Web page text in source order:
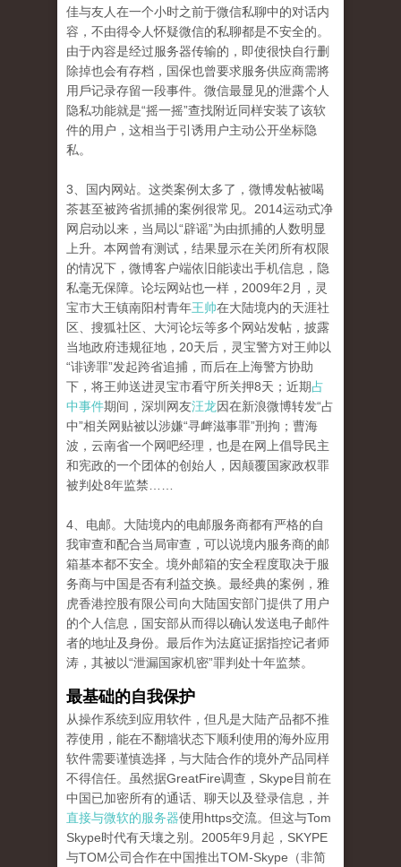
佳与友人在一个小时之前于微信私聊中的对话内
容，不由得令人怀疑微信的私聊都是不安全的。
由于內容是经过服务器传输的，即使很快自行删
除掉也会有存档，国保也曾要求服务供应商需將
用戶记录存留一段事件。微信最显见的泄露个人
隐私功能就是“摇一摇”查找附近同样安装了该软
件的用户，这相当于引诱用户主动公开坐标隐
私。
3、国内网站。这类案例太多了，微博发帖被喝
茶甚至被跨省抓捕的案例很常见。2014运动式净
网启动以来，当局以“辟谣”为由抓捕的人数明显
上升。本网曾有测试，结果显示在关闭所有权限
的情况下，微博客户端依旧能读出手机信息，隐
私毫无保障。论坛网站也一样，2009年2月，灵
宝市大王镇南阳村青年王帅在大陆境内的天涯社
区、搜狐社区、大河论坛等多个网站发帖，披露
当地政府违规征地，20天后，灵宝警方对王帅以
“诽谤罪”发起跨省追捕，而后在上海警方协助
下，将王帅送进灵宝市看守所关押8天；近期占
中事件期间，深圳网友汪龙因在新浪微博转发“占
中”相关网贴被以涉嫌“寻衅滋事罪”刑拘；曹海
波，云南省一个网吧经理，也是在网上倡导民主
和宪政的一个团体的创始人，因颠覆国家政权罪
被判处8年监禁……
4、电邮。大陆境内的电邮服务商都有严格的自
我审查和配合当局审查，可以说境内服务商的邮
箱基本都不安全。境外邮箱的安全程度取决于服
务商与中国是否有利益交换。最经典的案例，雅
虎香港控股有限公司向大陆国安部门提供了用户
的个人信息，国安部从而得以确认发送电子邮件
者的地址及身份。最后作为法庭证据指控记者师
涛，其被以“泄漏国家机密”罪判处十年监禁。
最基础的自我保护
从操作系统到应用软件，但凡是大陆产品都不推
荐使用，能在不翻墙状态下顺利使用的海外应用
软件需要谨慎选择，与大陆合作的境外产品同样
不得信任。虽然据GreatFire调查，Skype目前在
中国已加密所有的通话、聊天以及登录信息，并
直接与微软的服务器使用https交流。但这与Tom
Skype时代有天壤之别。2005年9月起，SKYPE
与TOM公司合作在中国推出TOM-Skype（非简